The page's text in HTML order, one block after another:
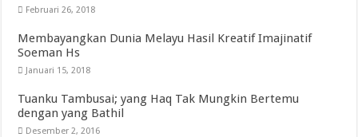
Februari 26, 2018
Membayangkan Dunia Melayu Hasil Kreatif Imajinatif
Soeman Hs
Januari 15, 2018
Tuanku Tambusai; yang Haq Tak Mungkin Bertemu
dengan yang Bathil
Desember 2, 2016